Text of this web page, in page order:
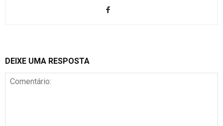
DEIXE UMA RESPOSTA